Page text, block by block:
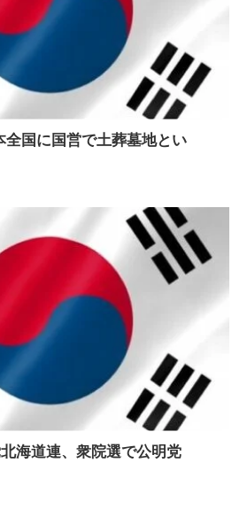
全国に国営で土葬墓地とい
北海道連、衆院選で公明党